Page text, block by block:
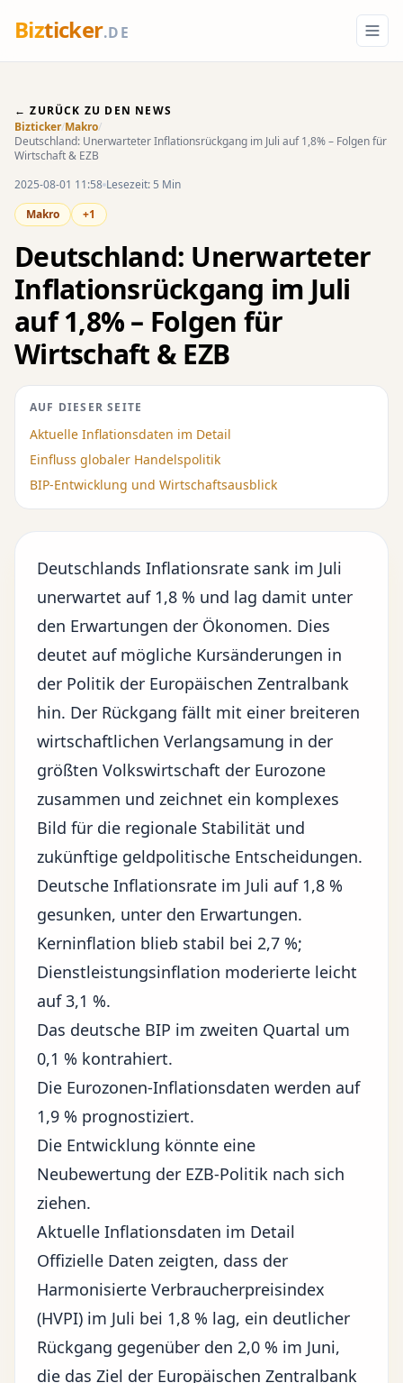
Bizticker.DE
← ZURÜCK ZU DEN NEWS
Bizticker/Makro/
Deutschland: Unerwarteter Inflationsrückgang im Juli auf 1,8% – Folgen für
Wirtschaft & EZB
2025-08-01 11:58 Lesezeit: 5 Min
Makro
+1
Deutschland: Unerwarteter
Inflationsrückgang im Juli
auf 1,8% – Folgen für
Wirtschaft & EZB
AUF DIESER SEITE
Aktuelle Inflationsdaten im Detail
Einfluss globaler Handelspolitik
BIP-Entwicklung und Wirtschaftsausblick
Deutschlands Inflationsrate sank im Juli
unerwartet auf 1,8 % und lag damit unter
den Erwartungen der Ökonomen. Dies
deutet auf mögliche Kursänderungen in
der Politik der Europäischen Zentralbank
hin. Der Rückgang fällt mit einer breiteren
wirtschaftlichen Verlangsamung in der
größten Volkswirtschaft der Eurozone
zusammen und zeichnet ein komplexes
Bild für die regionale Stabilität und
zukünftige geldpolitische Entscheidungen.
Deutsche Inflationsrate im Juli auf 1,8 %
gesunken, unter den Erwartungen.
Kerninflation blieb stabil bei 2,7 %;
Dienstleistungsinflation moderierte leicht
auf 3,1 %.
Das deutsche BIP im zweiten Quartal um
0,1 % kontrahiert.
Die Eurozonen-Inflationsdaten werden auf
1,9 % prognostiziert.
Die Entwicklung könnte eine
Neubewertung der EZB-Politik nach sich
ziehen.
Aktuelle Inflationsdaten im Detail
Offizielle Daten zeigten, dass der
Harmonisierte Verbraucherpreisindex
(HVPI) im Juli bei 1,8 % lag, ein deutlicher
Rückgang gegenüber den 2,0 % im Juni,
die das Ziel der Europäischen Zentralbank